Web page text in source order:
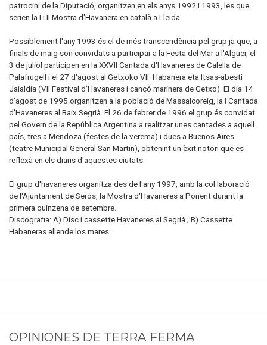
patrocini de la Diputació, organitzen en els anys 1992 i 1993, les que
serien la I i II Mostra d'Havanera en català a Lleida.
Possiblement l'any 1993 és el de més transcendència pel grup ja que, a
finals de maig son convidats a participar a la Festa del Mar a l'Alguer, el
3 de juliol participen en la XXVII Cantada d'Havaneres de Calella de
Palafrugell i el 27 d'agost al Getxoko VII. Habanera eta Itsas-abesti
Jaialdia (VII Festival d'Havaneres i cançó marinera de Getxo). El dia 14
d'agost de 1995 organitzen a la població de Massalcoreig, la I Cantada
d'Havaneres al Baix Segrià. El 26 de febrer de 1996 el grup és convidat
pel Govern de la República Argentina a realitzar unes cantades a aquell
país, tres a Mendoza (festes de la verema) i dues a Buenos Aires
(teatre Municipal General San Martin), obtenint un èxit notori que es
reflexà en els diaris d'aquestes ciutats.
El grup d'havaneres organitza des de l'any 1997, amb la col.laboració
de l'Ajuntament de Seròs, la Mostra d'Havaneres a Ponent durant la
primera quinzena de setembre.
Discografia: A) Disc i cassette Havaneres al Segrià ; B) Cassette
Habaneras allende los mares.
OPINIONES DE TERRA FERMA